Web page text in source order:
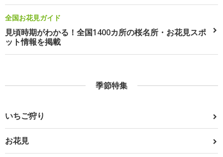
全国お花見ガイド
見頃時期がわかる！全国1400カ所の桜名所・お花見スポ
ット情報を掲載
季節特集
いちご狩り
お花見